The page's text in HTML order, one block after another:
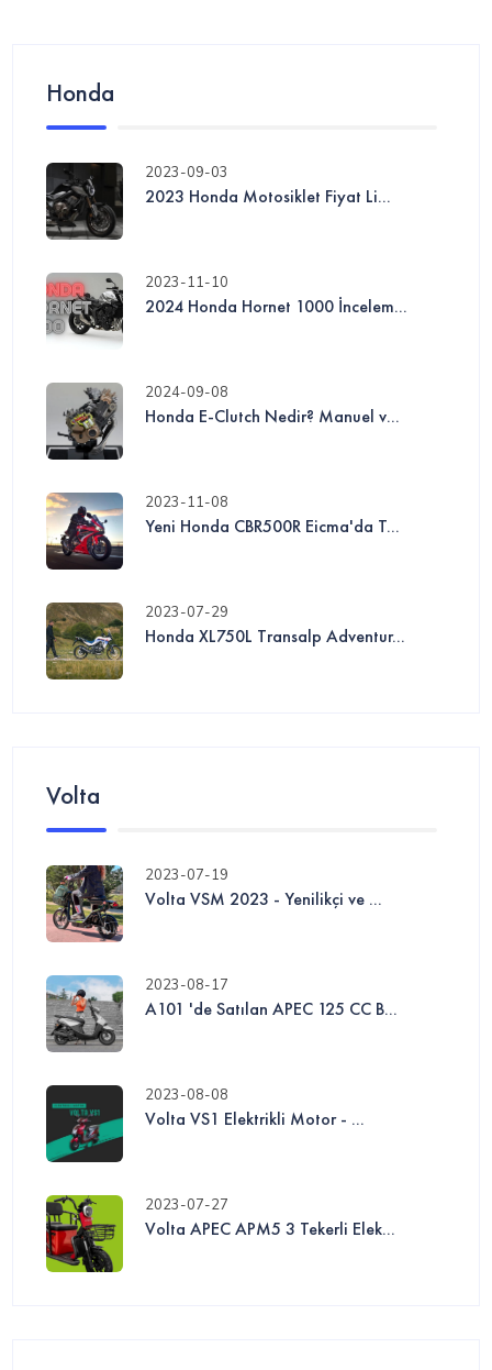
Honda
2023-09-03
2023 Honda Motosiklet Fiyat Li...
2023-11-10
2024 Honda Hornet 1000 İncelem...
2024-09-08
Honda E-Clutch Nedir? Manuel v...
2023-11-08
Yeni Honda CBR500R Eicma'da T...
2023-07-29
Honda XL750L Transalp Adventur...
Volta
2023-07-19
Volta VSM 2023 - Yenilikçi ve ...
2023-08-17
A101 'de Satılan APEC 125 CC B...
2023-08-08
Volta VS1 Elektrikli Motor - ...
2023-07-27
Volta APEC APM5 3 Tekerli Elek...